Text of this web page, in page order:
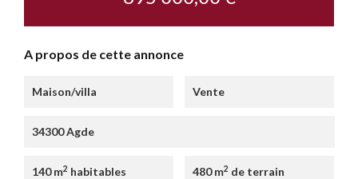
A propos de cette annonce
Maison/villa Vente
34300 Agde
140 m2 habitables 480 m2 de terrain